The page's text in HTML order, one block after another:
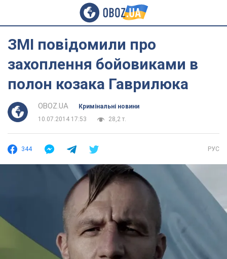
ЗМІ повідомили про
захоплення бойовиками в
полон козака Гаврилюка
OBOZ.UA
Кримінальні новини
10.07.2014 17:53
28,2 т.
344 РУС